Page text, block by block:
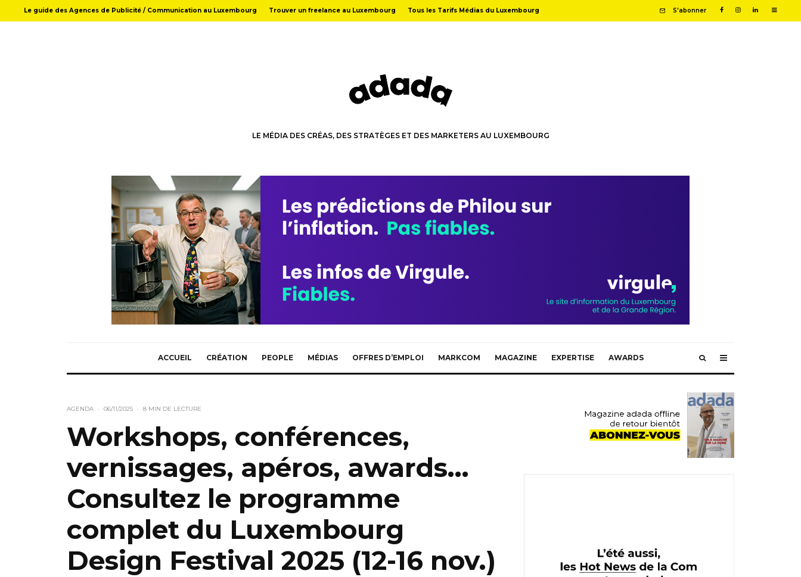
Le guide des Agences de Publicité / Communication au Luxembourg Trouver un freelance au Luxembourg Tous les Tarifs Médias du Luxembourg S'abonner
LE MÉDIA DES CRÉAS, DES STRATÈGES ET DES MARKETERS AU LUXEMBOURG
ACCUEIL CRÉATION PEOPLE MÉDIAS OFFRES D’EMPLOI MARKCOM MAGAZINE EXPERTISE AWARDS
AGENDA · 06/11/2025 · 8 MIN DE LECTURE
Workshops, conférences,
vernissages, apéros, awards…
Consultez le programme
complet du Luxembourg
Design Festival 2025 (12-16 nov.)